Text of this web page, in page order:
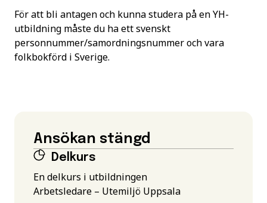
För att bli antagen och kunna studera på en YH-
utbildning måste du ha ett svenskt
personnummer/samordningsnummer och vara
folkbokförd i Sverige.
Ansökan stängd
Delkurs
En delkurs i utbildningen
Arbetsledare – Utemiljö Uppsala